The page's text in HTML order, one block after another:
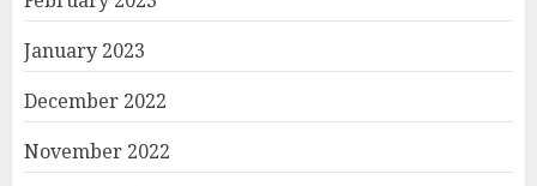
January 2023
December 2022
November 2022